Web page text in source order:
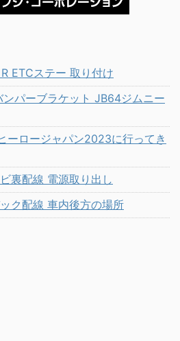
ETCステー 取り付け
ンパーブラケット JB64ジムニー
ーロージャパン2023に行ってき
裏配線 電源取り出し
ク配線 車内後方の場所